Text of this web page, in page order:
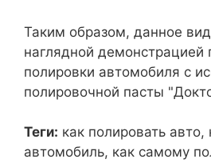
Таким образом, данное
наглядной демонстрацией
полировки автомобиля с
полировочной пасты
Теги: как полировать авто,
автомобиль, как самому